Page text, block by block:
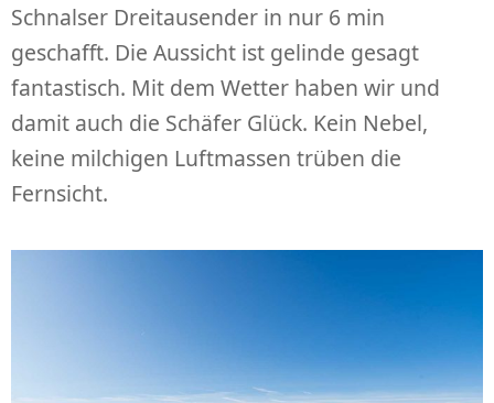
Schnalser Dreitausender in nur 6 min
geschafft. Die Aussicht ist gelinde gesagt
fantastisch. Mit dem Wetter haben wir und
damit auch die Schäfer Glück. Kein Nebel,
keine milchigen Luftmassen trüben die
Fernsicht.